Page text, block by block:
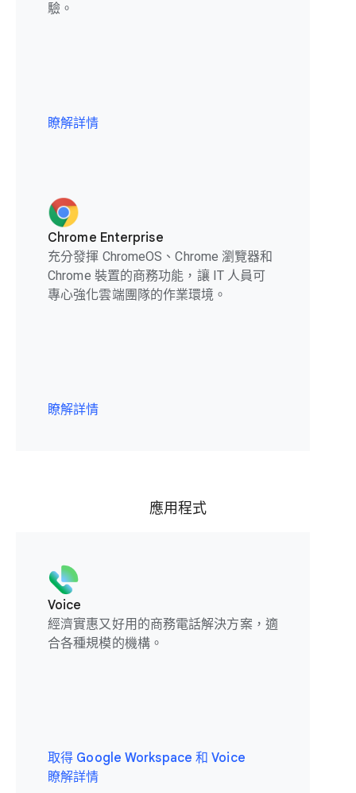
驗。
瞭解詳情
Chrome Enterprise
充分發揮 ChromeOS、Chrome 瀏覽器和
Chrome 裝置的商務功能，讓 IT 人員可
專心強化雲端團隊的作業環境。
瞭解詳情
應用程式
Voice
經濟實惠又好用的商務電話解決方案，適
合各種規模的機構。
取得 Google Workspace 和 Voice
瞭解詳情